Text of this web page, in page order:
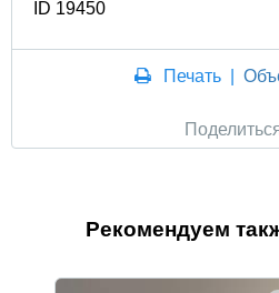
ID 19450
Печать |
Рекомендуем